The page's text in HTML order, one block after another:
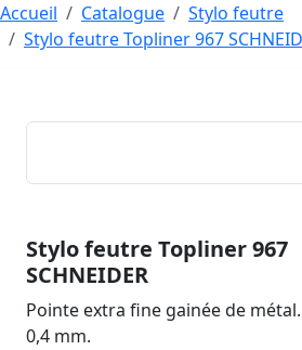
Accueil Catalogue
Stylo feutre
Stylo feutre Topliner 967
Stylo feutre Topliner 967
SCHNEIDER
Pointe extra fine gainée de
0,4 mm.